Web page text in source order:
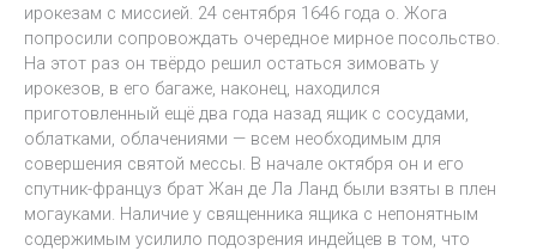
ирокезам с миссией. 24 сентября 1646 года о. Жога
попросили сопровождать очередное мирное посольство.
На этот раз он твёрдо решил остаться зимовать у
ирокезов, в его багаже, наконец, находился
приготовленный ещё два года назад ящик с сосудами,
облатками, облачениями — всем необходимым для
совершения святой мессы. В начале октября он и его
спутник-француз брат Жан де Ла Ланд были взяты в плен
могауками. Наличие у священника ящика с непонятным
содержимым усилило подозрения индейцев в том, что